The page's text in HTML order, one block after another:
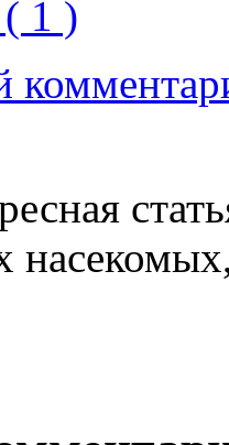
1 )